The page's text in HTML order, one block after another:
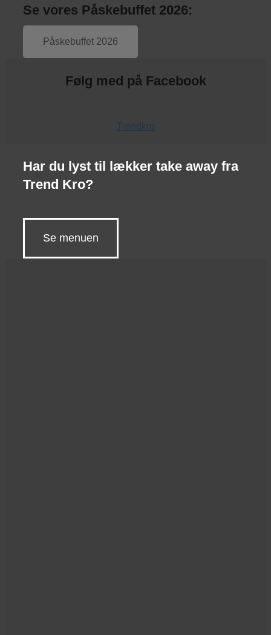
Se vores Påskebuffet 2026:
Påskebuffet 2026
Følg med på Facebook
Trendkro
Har du lyst til lækker take away fra
Trend Kro?
Se menuen